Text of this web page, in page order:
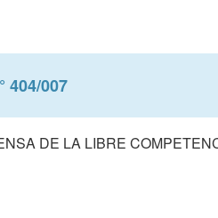
404/007
DE LA LIBRE